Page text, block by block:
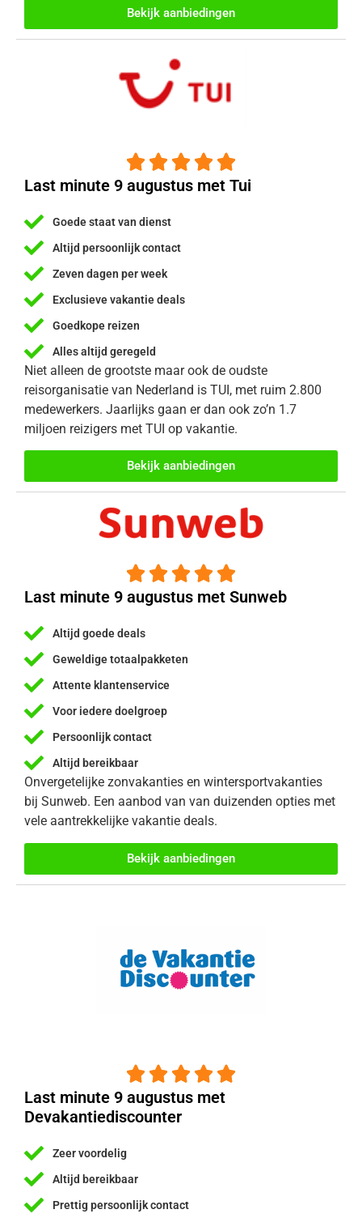
Bekijk aanbiedingen
    
Last minute 9 augustus met Tui
Goede staat van dienst
Altijd persoonlijk contact
Zeven dagen per week
Exclusieve vakantie deals
Goedkope reizen
Alles altijd geregeld
Niet alleen de grootste maar ook de oudste
reisorganisatie van Nederland is TUI, met ruim 2.800
medewerkers. Jaarlijks gaan er dan ook zo’n 1.7
miljoen reizigers met TUI op vakantie.
Bekijk aanbiedingen
    
Last minute 9 augustus met Sunweb
Altijd goede deals
Geweldige totaalpakketen
Attente klantenservice
Voor iedere doelgroep
Persoonlijk contact
Altijd bereikbaar
Onvergetelijke zonvakanties en wintersportvakanties
bij Sunweb. Een aanbod van van duizenden opties met
vele aantrekkelijke vakantie deals.
Bekijk aanbiedingen
    
Last minute 9 augustus met
Devakantiediscounter
Zeer voordelig
Altijd bereikbaar
Prettig persoonlijk contact